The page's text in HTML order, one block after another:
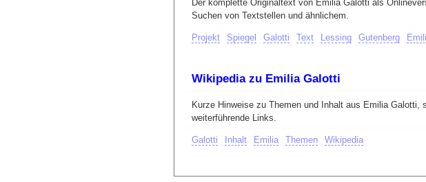
Der komplette Originaltext von Emilia Galotti als
Suchen von Textstellen und ähnlichem.
Projekt Spiegel Galotti Text Lessing Gutenberg
Wikipedia zu Emilia Galotti
Kurze Hinweise zu Themen und Inhalt aus Emilia Galotti,
weiterführende Links.
Galotti Inhalt Emilia Themen Wikipedia